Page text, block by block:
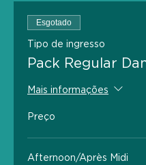
Esgotado
Tipo de ingresso
Pack Regular
Mais informações
Preço
Afternoon/Après Midi